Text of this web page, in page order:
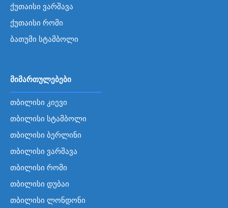
ქუთაისი ვარშავა
ქუთაისი რომი
ბათუმი სტამბოლი
მიმართულებები
თბილისი კიევი
თბილისი სტამბოლი
თბილისი ბერლინი
თბილისი ვარშავა
თბილისი რომი
თბილისი დუბაი
თბილისი ლონდონი